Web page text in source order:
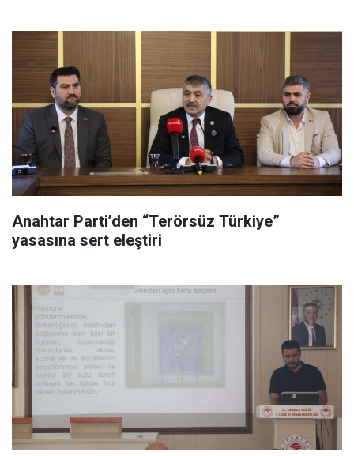
Anahtar Parti’den “Terörsüz Türkiye”
yasasına sert eleştiri